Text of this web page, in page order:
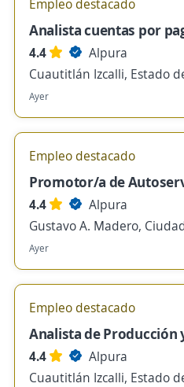
Empleo destacado
Analista cuentas por
4.4
Alpura
Cuautitlán Izcalli, Estado
Ayer
Empleo destacado
Promotor/a de
4.4
Alpura
Gustavo A. Madero,
Ayer
Empleo destacado
Analista de Producción
4.4
Alpura
Cuautitlán Izcalli, Estado